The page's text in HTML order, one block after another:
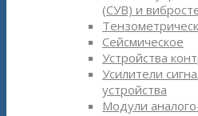
(СУВ) и
Сейсмическое
Устройства
Усилители
устройства
Модули